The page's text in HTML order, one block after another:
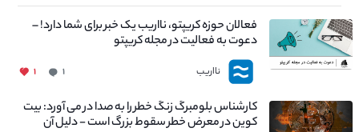
فعالان حوزه کریپتو، نااریب یک خبر برای شما دارد! –
دعوت به فعالیت در مجله کریپتو
نااریب ۱ ۱
کارشناس بلومبرگ زنگ خطر را به صدا در می آورد: بیت
کوین در معرض خطر سقوط بزرگ است - دلیل آن